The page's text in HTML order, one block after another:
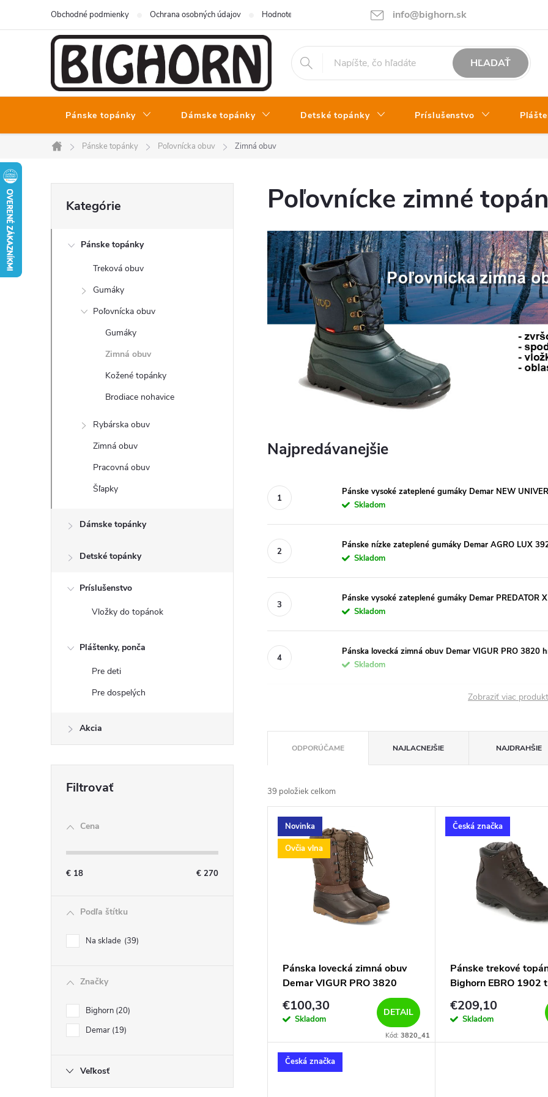
info@bighorn.sk
Obchodné podmienky Ochrana osobných údajov Hodnotenie obchodu Kontakt
HĽADAŤ
Pánske topánky Dámske topánky Detské topánky Príslušenstvo
Domov
Pánske topánky Poľovnícka obuv Zimná obuv
o
kategórie
Kategórie
Pánske topánky
Treková obuv
Gumáky
Poľovnícka obuv
Gumáky
Zimná obuv
Kožené topánky
Brodiace nohavice
Rybárska obuv
Zimná obuv
Pracovná obuv
Šľapky
Dámske topánky
Detské topánky
Príslušenstvo
Vložky do topánok
Pláštenky, ponča
Pre deti
Pre dospelých
Akcia
Cena
€ 18 € 270
Podľa štítku
Na sklade 39
Značky
Bighorn 20
Demar 19
Veľkosť
Poľovnícke zimné
Najpredávanejšie
Pánske vysoké zateplené gumáky Demar NEW
Skladom
Pánske nízke zateplené gumáky Demar AGRO LUX
Skladom
Pánske vysoké zateplené gumáky Demar PREDATOR
Skladom
Pánska lovecká zimná obuv Demar VIGUR PRO 3820
Skladom
Zobraziť viac
a
d
e
n
d
u
ODPORÚČAME NAJLACNEJŠIE NAJDRAHŠIE
39 položiek celkom
V
ý
o
d
Novinka
Ovčia vlna
Pánska lovecká zimná obuv
Demar VIGUR PRO 3820
hnedá
€100,30
Skladom
DETAIL
Kód:3820_41
Česká značka
Pánske trekové
Bighorn EBRO 1902
hnedá
€209,10
Skladom
Česká značka